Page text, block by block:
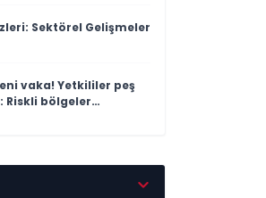
Sektörel Gelişmeler
vaka! Yetkililer peş
Riskli bölgeler